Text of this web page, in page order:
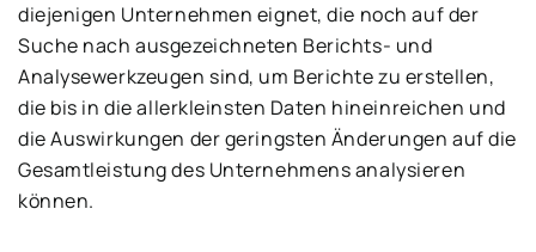
diejenigen Unternehmen eignet, die noch auf der
Suche nach ausgezeichneten Berichts- und
Analysewerkzeugen sind, um Berichte zu erstellen,
die bis in die allerkleinsten Daten hineinreichen und
die Auswirkungen der geringsten Änderungen auf die
Gesamtleistung des Unternehmens analysieren
können.